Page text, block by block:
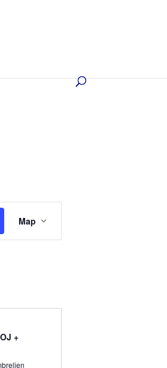
Event
Views
Navigation
Map
+